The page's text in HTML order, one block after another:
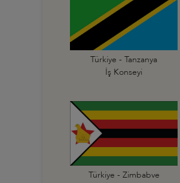
Türkiye - Tanzanya
İş Konseyi
Türkiye - Zimbabve